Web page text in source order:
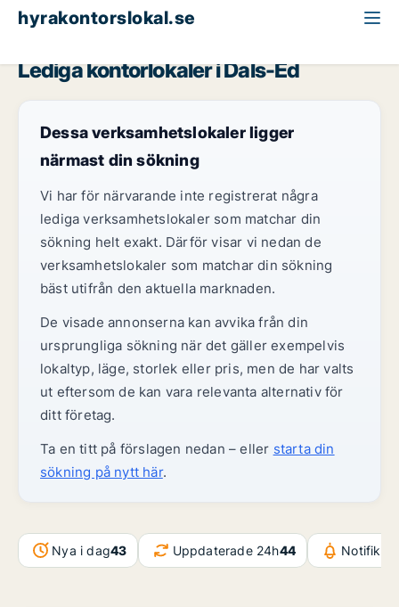
hyrakontorslokal.se
Lediga kontorlokaler i Dals-Ed
Dessa verksamhetslokaler ligger
närmast din sökning
Vi har för närvarande inte registrerat några
lediga verksamhetslokaler som matchar din
sökning helt exakt. Därför visar vi nedan de
verksamhetslokaler som matchar din sökning
bäst utifrån den aktuella marknaden.
De visade annonserna kan avvika från din
ursprungliga sökning när det gäller exempelvis
lokaltyp, läge, storlek eller pris, men de har valts
ut eftersom de kan vara relevanta alternativ för
ditt företag.
Ta en titt på förslagen nedan – eller starta din
sökning på nytt här.
Nya i dag43 Uppdaterade 24h44